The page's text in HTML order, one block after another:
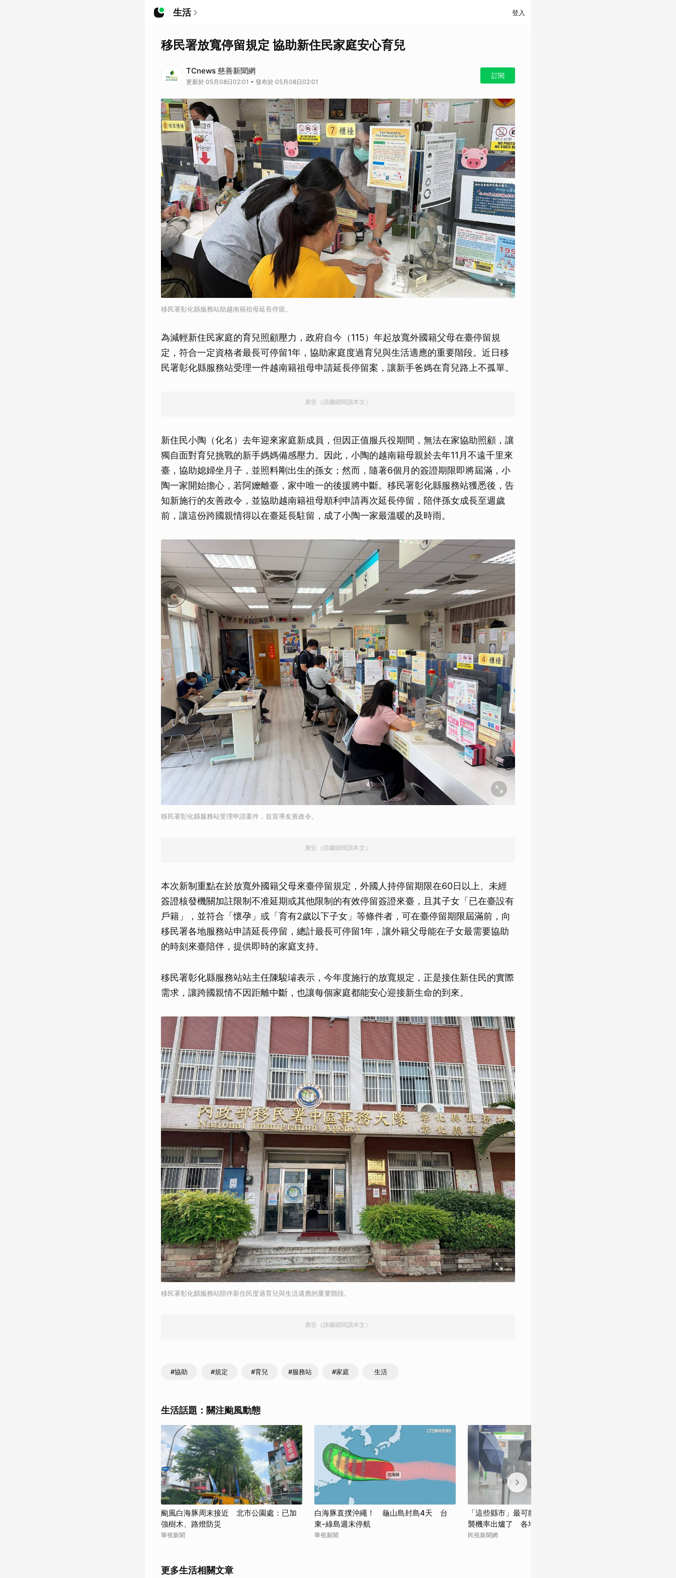
生活 登入
移民署放寬停留規定 協助新住民家庭安心育兒
TCnews 慈善新聞網
更新於 05月08日02:01 • 發布於 05月08日02:01
訂閱
移民署彰化縣服務站助越南籍祖母延長停留。
為減輕新住民家庭的育兒照顧壓力，政府自今（115）年起放寬外國籍父母在臺停留規
定，符合一定資格者最長可停留1年，協助家庭度過育兒與生活適應的重要階段。近日移
民署彰化縣服務站受理一件越南籍祖母申請延長停留案，讓新手爸媽在育兒路上不孤單。
廣告（請繼續閱讀本文）
新住民小陶（化名）去年迎來家庭新成員，但因正值服兵役期間，無法在家協助照顧，讓
獨自面對育兒挑戰的新手媽媽備感壓力。因此，小陶的越南籍母親於去年11月不遠千里來
臺，協助媳婦坐月子，並照料剛出生的孫女；然而，隨著6個月的簽證期限即將屆滿，小
陶一家開始擔心，若阿嬤離臺，家中唯一的後援將中斷。移民署彰化縣服務站獲悉後，告
知新施行的友善政令，並協助越南籍祖母順利申請再次延長停留，陪伴孫女成長至週歲
前，讓這份跨國親情得以在臺延長駐留，成了小陶一家最溫暖的及時雨。
移民署彰化縣服務站受理申請案件，並宣導友善政令。
廣告（請繼續閱讀本文）
本次新制重點在於放寬外國籍父母來臺停留規定，外國人持停留期限在60日以上、未經
簽證核發機關加註限制不准延期或其他限制的有效停留簽證來臺，且其子女「已在臺設有
戶籍」，並符合「懷孕」或「育有2歲以下子女」等條件者，可在臺停留期限屆滿前，向
移民署各地服務站申請延長停留，總計最長可停留1年，讓外籍父母能在子女最需要協助
的時刻來臺陪伴，提供即時的家庭支持。
移民署彰化縣服務站站主任陳駿璿表示，今年度施行的放寬規定，正是接住新住民的實際
需求，讓跨國親情不因距離中斷，也讓每個家庭都能安心迎接新生命的到來。
移民署彰化縣服務站陪伴新住民度過育兒與生活適應的重要階段。
廣告（請繼續閱讀本文）
#協助 #規定 #育兒 #服務站 #家庭 生活
生活話題：關注颱風動態
颱風白海豚周末接近 北市公園處：已加
強樹木、路燈防災
華視新聞
白海豚直撲沖繩！ 龜山島封島4天 台
東-綠島週末停航
華視新聞
「這些縣市」最可能放颱風假？暴風圈侵
襲機率出爐了 各地數據一次看
民視新聞網
更多生活相關文章
取消